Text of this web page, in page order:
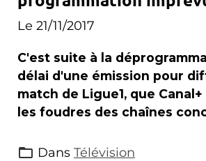
Canal+
Le 21/11/2017
C'est suite à la
délai d'une émission pour
match de Ligue1, que
les foudres des chaînes
Dans Télévision